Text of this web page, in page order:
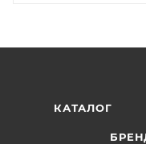
КАТАЛОГ